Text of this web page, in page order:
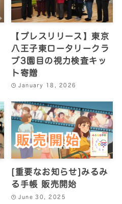
【プレスリリース】東京
八王子東ロータリークラ
ブ3園目の視力検査キッ
ト寄贈
January 18, 2026
[重要なお知らせ]みるみ
る手帳 販売開始
June 30, 2025